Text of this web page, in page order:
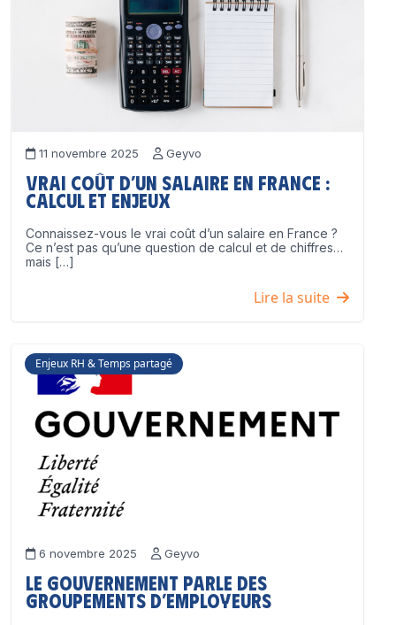
11 novembre 2025 Geyvo
Vrai coût d’un salaire en France :
calcul et enjeux
Connaissez-vous le vrai coût d’un salaire en France ?
Ce n’est pas qu’une question de calcul et de chiffres…
mais […]
Lire la suite
Enjeux RH & Temps partagé
6 novembre 2025 Geyvo
Le Gouvernement parle des
groupements d’employeurs